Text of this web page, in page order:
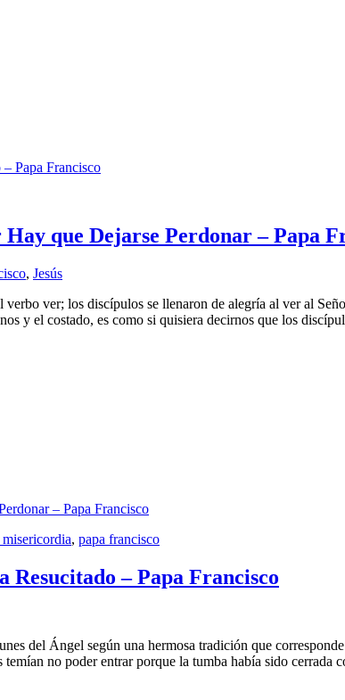
Papa Francisco
que Dejarse Perdonar – Papa
, Jesús
verbo ver; los discípulos se llenaron de alegría al ver al
y el costado, es como si quisiera decirnos que los
– Papa Francisco
, papa francisco
Resucitado – Papa Francisco
del Ángel según una hermosa tradición que
no poder entrar porque la tumba había sido cerrada